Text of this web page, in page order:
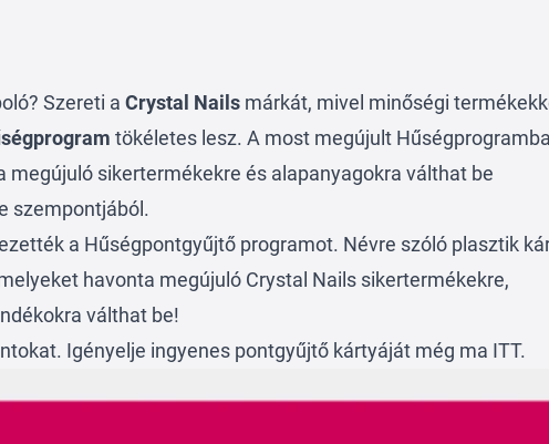
Szereti a Crystal Nails márkát, mivel minőségi
tökéletes lesz. A most megújult
sikertermékekre és alapanyagokra válthat be
szempontjából.
a Hűségpontgyűjtő programot. Névre szóló plasztik
havonta megújuló Crystal Nails sikertermékekre,
válthat be!
Igényelje ingyenes pontgyűjtő kártyáját még ma ITT.